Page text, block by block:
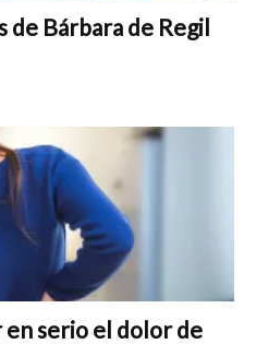
de Bárbara de Regil
en serio el dolor de